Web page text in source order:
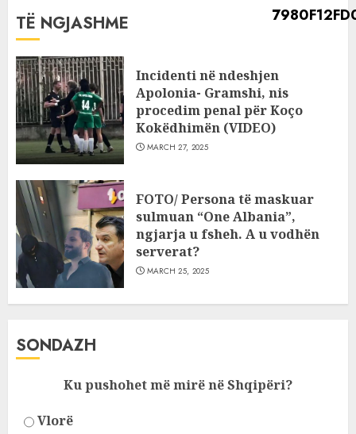
TË NGJASHME
Incidenti në ndeshjen
Apolonia- Gramshi, nis
procedim penal për Koço
Kokëdhimën (VIDEO)
MARCH 27, 2025
FOTO/ Persona të maskuar
sulmuan “One Albania”,
ngjarja u fsheh. A u vodhën
serverat?
MARCH 25, 2025
SONDAZH
Ku pushohet më mirë në Shqipëri?
Vlorë